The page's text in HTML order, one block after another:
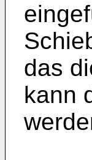
das
kann